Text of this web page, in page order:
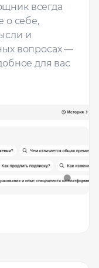
всегда
о себе,
и
вопросах —
для вас